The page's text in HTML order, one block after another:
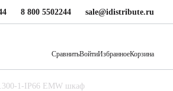
8 800 5502244 sale@idistribute.ru
СравнитьВойтиИзбранноеКорзина
1-IP66 EMW шкаф